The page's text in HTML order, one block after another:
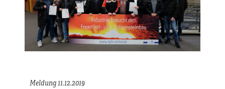
Meldung 11.12.2019